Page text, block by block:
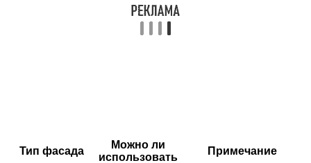
Тип фасада
Можно ли
использовать
Примечание